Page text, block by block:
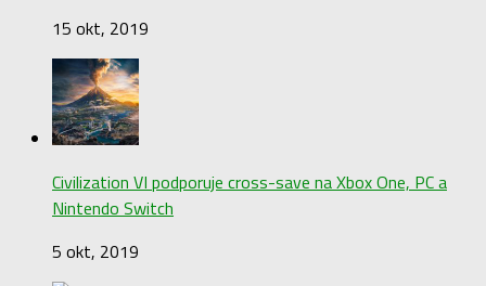
15 okt, 2019
Civilization VI podporuje cross-save na Xbox One, PC a
Nintendo Switch
5 okt, 2019